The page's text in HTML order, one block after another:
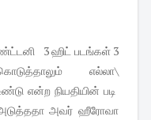
3 ஹிட் படங்கள் 3
எல்லா\
என்ற நியதியின் படி
அவர் ஹீரோவா